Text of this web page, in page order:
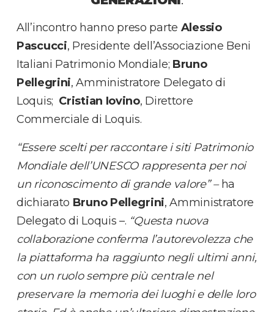
All’incontro hanno preso parte Alessio
Pascucci, Presidente dell’Associazione Beni
Italiani Patrimonio Mondiale; Bruno
Pellegrini, Amministratore Delegato di
Loquis; Cristian Iovino, Direttore
Commerciale di Loquis.
“Essere scelti per raccontare i siti Patrimonio
Mondiale dell’UNESCO rappresenta per noi
un riconoscimento di grande valore” – ha
dichiarato Bruno Pellegrini, Amministratore
Delegato di Loquis –. “Questa nuova
collaborazione conferma l’autorevolezza che
la piattaforma ha raggiunto negli ultimi anni,
con un ruolo sempre più centrale nel
preservare la memoria dei luoghi e delle loro